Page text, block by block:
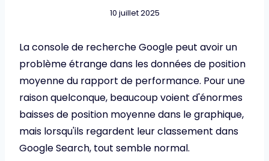
10 juillet 2025
La console de recherche Google peut avoir un
problème étrange dans les données de position
moyenne du rapport de performance. Pour une
raison quelconque, beaucoup voient d'énormes
baisses de position moyenne dans le graphique,
mais lorsqu'ils regardent leur classement dans
Google Search, tout semble normal.